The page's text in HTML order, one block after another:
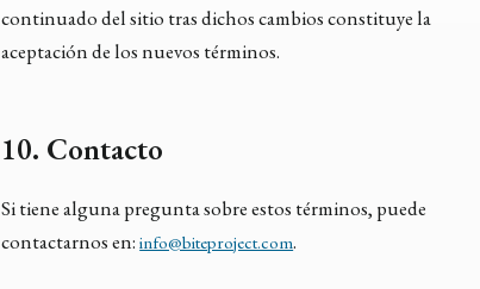
continuado del sitio tras dichos cambios constituye la
aceptación de los nuevos términos.
10. Contacto
Si tiene alguna pregunta sobre estos términos, puede
contactarnos en:info@biteproject.com.